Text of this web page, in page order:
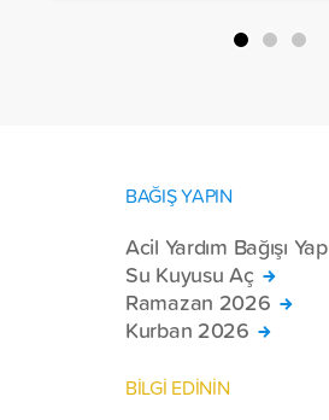
BAĞIŞ YAPIN
Acil Yardım Bağışı Yap
Su Kuyusu Aç
Ramazan 2026
Kurban 2026
BİLGİ EDİNİN